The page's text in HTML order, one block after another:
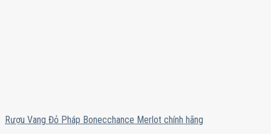
Rượu Vang Đỏ Pháp Bonecchance Merlot chính hãng